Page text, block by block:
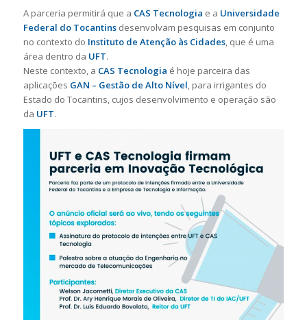
A parceria permitirá que a CAS Tecnologia e a Universidade
Federal do Tocantinsdesenvolvam pesquisas em conjunto
no contexto do Instituto de Atenção às Cidades, que é uma
área dentro da UFT.
Neste contexto, a CAS Tecnologia é hoje parceira das
aplicações GAN – Gestão de Alto Nível, para irrigantes do
Estado do Tocantins, cujos desenvolvimento e operação são
da UFT.